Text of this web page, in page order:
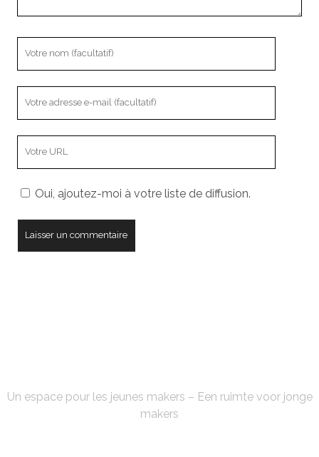
mail
votreOui, ajoutez-moi à votre liste de diffusion.
Un espace pour les jeunes makers – Een ruimte voor jonge
makers